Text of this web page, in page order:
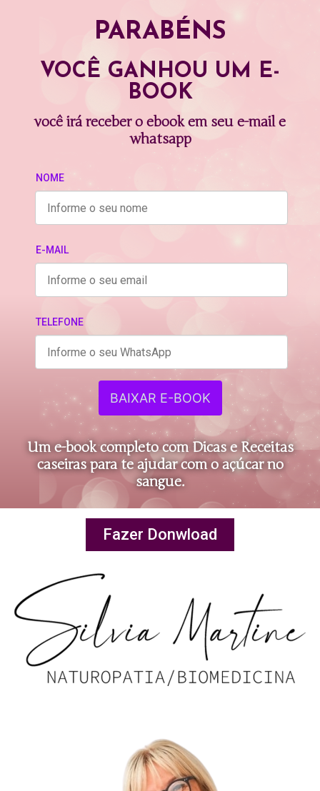
PARABÉNS
VOCÊ GANHOU UM E-
BOOK
você irá receber o ebook em seu e-mail e
whatsapp
NOME
E-MAIL
TELEFONE
BAIXAR E-BOOK
Um e-book completo com Dicas e Receitas
caseiras para te ajudar com o açúcar no
sangue.​
Fazer Donwload